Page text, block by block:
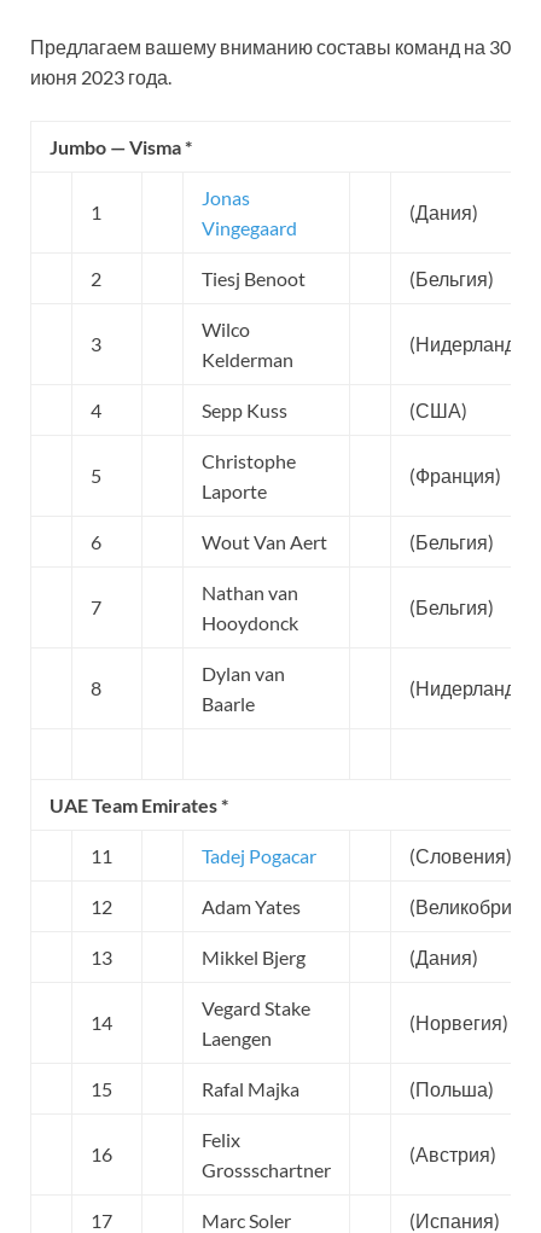
Предлагаем вашему вниманию составы команд на 30
июня 2023 года.
Jumbo — Visma *
1
Jonas
Vingegaard
(Дания)
2 Tiesj Benoot (Бельгия)
3
Wilco
Kelderman
(Нидерланды)
4 Sepp Kuss (США)
5
Christophe
Laporte
(Франция)
6 Wout Van Aert (Бельгия)
7
Nathan van
Hooydonck
(Бельгия)
8
Dylan van
Baarle
(Нидерланды)
UAE Team Emirates *
11 Tadej Pogacar (Словения)
12 Adam Yates
13 Mikkel Bjerg (Дания)
14
Vegard Stake
Laengen
(Норвегия)
15 Rafal Majka (Польша)
16
Felix
Grossschartner
(Австрия)
17 Marc Soler (Испания)